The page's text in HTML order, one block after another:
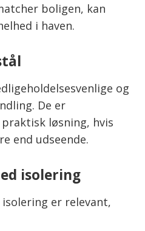
boligen, kan
i haven.
og
De er
løsning, hvis
end udseende.
isolering
er relevant,